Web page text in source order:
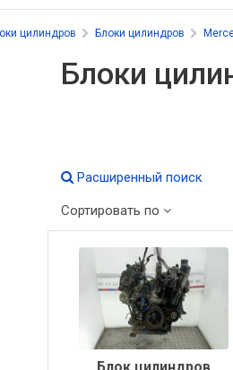
цилиндров Блоки цилиндров
Блоки
Расширенный поиск
Сортировать по